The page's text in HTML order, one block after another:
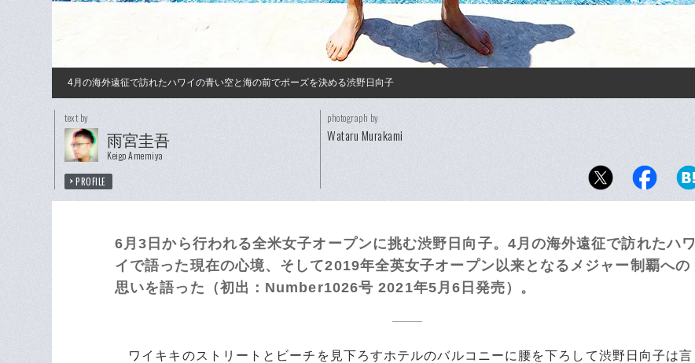
4月の海外遠征で訪れたハワイの青い空と海の前でポーズを決める渋野日向子
text by
雨宮圭吾
Keigo Amemiya
PROFILE
photograph by
Wataru Murakami
6月3日から行われる全米女子オープンに挑む渋野日向子。4月の海外遠征で訪れたハワ
イで語った現在の心境、そして2019年全英女子オープン以来となるメジャー制覇への
思いを語った（初出：Number1026号 2021年5月6日発売）。
ワイキキのストリートとビーチを見下ろすホテルのバルコニーに腰を下ろして渋野日向子は言